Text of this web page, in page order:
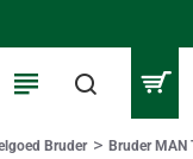
Bruder Bruder MAN